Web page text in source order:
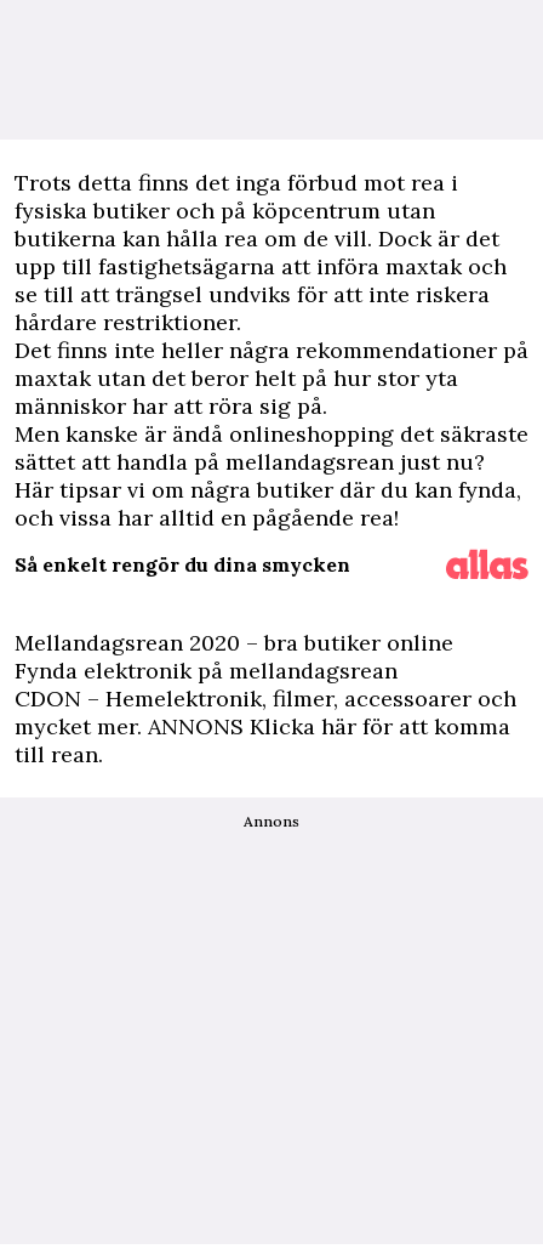
Trots detta finns det inga förbud mot rea i
fysiska butiker och på köpcentrum utan
butikerna kan hålla rea om de vill. Dock är det
upp till fastighetsägarna att införa maxtak och
se till att trängsel undviks för att inte riskera
hårdare restriktioner.
Det finns inte heller några rekommendationer på
maxtak utan det beror helt på hur stor yta
människor har att röra sig på.
Men kanske är ändå onlineshopping det säkraste
sättet att handla på mellandagsrean just nu?
Här tipsar vi om några butiker där du kan fynda,
och vissa har alltid en pågående rea!
Så enkelt rengör du dina smycken
Mellandagsrean 2020 – bra butiker online
Fynda elektronik på mellandagsrean
CDON – Hemelektronik, filmer, accessoarer och
mycket mer. ANNONS Klicka här för att komma
till rean.
Annons